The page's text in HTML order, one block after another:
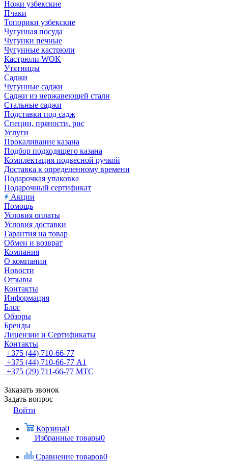
Ножи узбекские
Пчаки
Топорики узбекские
Чугунная посуда
Чугунки печные
Чугунные кастрюли
Кастрюли WOK
Утятницы
Саджи
Чугунные саджи
Саджи из нержавеющей стали
Стальные саджи
Подставки под садж
Специи, пряности, рис
Услуги
Прокаливание казана
Подбор подходящего казана
Комплектация подвесной ручкой
Доставка к определенному времени
Подарочкая упаковка
Подарочный сертификат
Акции
Помощь
Условия оплаты
Условия доставки
Гарантия на товар
Обмен и возврат
Компания
О компании
Новости
Отзывы
Контакты
Информация
Блог
Обзоры
Бренды
Лицензии и Сертификаты
Контакты
+375 (44) 710-66-77
+375 (44) 710-66-77 А1
+375 (29) 711-66-77 МТС
Заказать звонок
Задать вопрос
Войти
Корзина0
Избранные товары0
Сравнение товаров0